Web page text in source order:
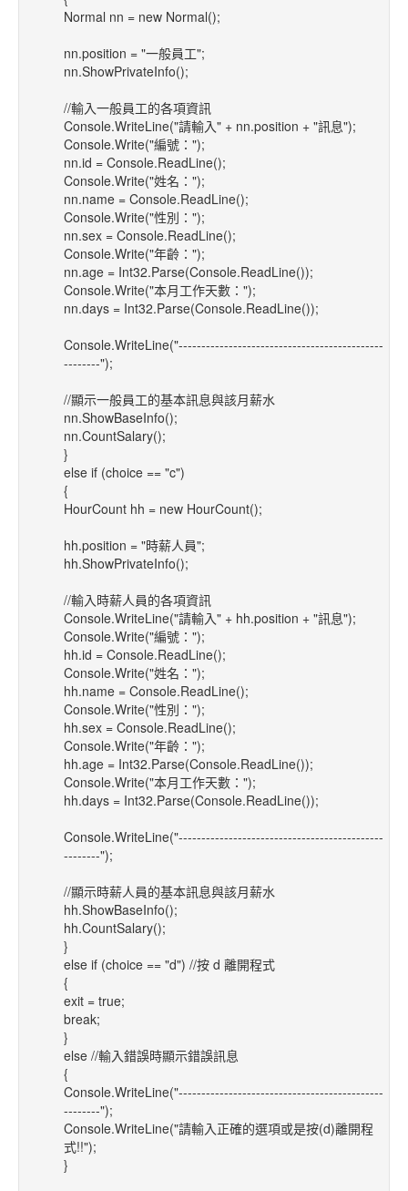
Normal nn = new Normal();
nn.position = "一般員工";
nn.ShowPrivateInfo();
//輸入一般員工的各項資訊
Console.WriteLine("請輸入" + nn.position + "訊息");
Console.Write("編號：");
nn.id = Console.ReadLine();
Console.Write("姓名：");
nn.name = Console.ReadLine();
Console.Write("性別：");
nn.sex = Console.ReadLine();
Console.Write("年齡：");
nn.age = Int32.Parse(Console.ReadLine());
Console.Write("本月工作天數：");
nn.days = Int32.Parse(Console.ReadLine());
Console.WriteLine("---------------------------------------------
--------");
//顯示一般員工的基本訊息與該月薪水
nn.ShowBaseInfo();
nn.CountSalary();
}
else if (choice == "c")
{
HourCount hh = new HourCount();
hh.position = "時薪人員";
hh.ShowPrivateInfo();
//輸入時薪人員的各項資訊
Console.WriteLine("請輸入" + hh.position + "訊息");
Console.Write("編號：");
hh.id = Console.ReadLine();
Console.Write("姓名：");
hh.name = Console.ReadLine();
Console.Write("性別：");
hh.sex = Console.ReadLine();
Console.Write("年齡：");
hh.age = Int32.Parse(Console.ReadLine());
Console.Write("本月工作天數：");
hh.days = Int32.Parse(Console.ReadLine());
Console.WriteLine("---------------------------------------------
--------");
//顯示時薪人員的基本訊息與該月薪水
hh.ShowBaseInfo();
hh.CountSalary();
}
else if (choice == "d") //按 d 離開程式
{
exit = true;
break;
}
else //輸入錯誤時顯示錯誤訊息
{
Console.WriteLine("---------------------------------------------
--------");
Console.WriteLine("請輸入正確的選項或是按(d)離開程
式!!");
}